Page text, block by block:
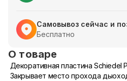
Самовывоз сейчас и
Бесплатно
О товаре
Декоративная пластина Schiedel
Закрывает место прохода